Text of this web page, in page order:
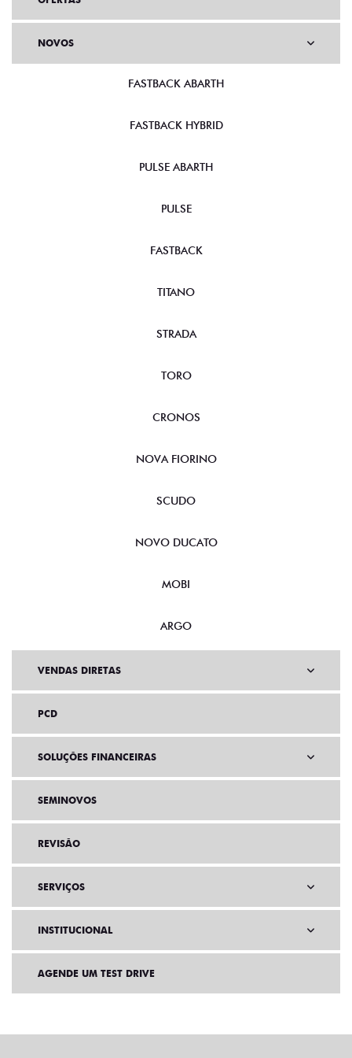
NOVOS
FASTBACK ABARTH
FASTBACK HYBRID
PULSE ABARTH
PULSE
FASTBACK
TITANO
STRADA
TORO
CRONOS
NOVA FIORINO
SCUDO
NOVO DUCATO
MOBI
ARGO
VENDAS DIRETAS
PCD
SOLUÇÕES FINANCEIRAS
SEMINOVOS
REVISÃO
SERVIÇOS
INSTITUCIONAL
AGENDE UM TEST DRIVE